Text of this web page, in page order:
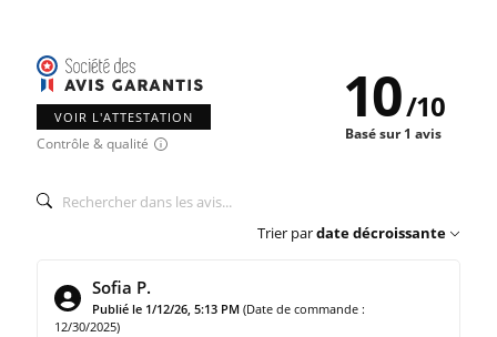
VOIR L'ATTESTATION
Contrôle & qualité
10/10
Basé sur 1 avis
Trier pardate décroissante
Sofia P.
Publié le 1/12/26, 5:13 PM (Date de commande :
12/30/2025)